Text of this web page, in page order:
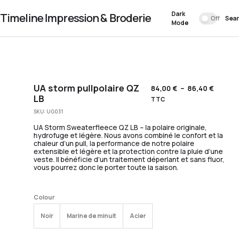
Timeline Impression & Broderie
Dark
Mode
Off
UA storm pullpolaire QZ
LB
84,00€ – 86,40€
TTC
SKU: UG031
UA Storm Sweaterfleece QZ LB – la polaire originale,
hydrofuge et légère. Nous avons combiné le confort et la
chaleur d’un pull, la performance de notre polaire
extensible et légère et la protection contre la pluie d’une
veste. Il bénéficie d’un traitement déperlant et sans fluor,
vous pourrez donc le porter toute la saison.
Colour
Noir Marine de minuit Acier